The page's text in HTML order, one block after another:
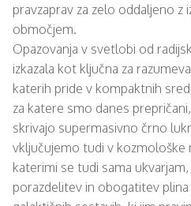
pravzaprav za zelo oddaljeno
območjem.
Opazovanja v svetlobi od
izkazala kot ključna za
katerih pride v kompaktnih
za katere smo danes
skrivajo supermasivno črno
vključujemo tudi v kozmološke
katerimi se tudi sama
porazdelitev in obogatitev